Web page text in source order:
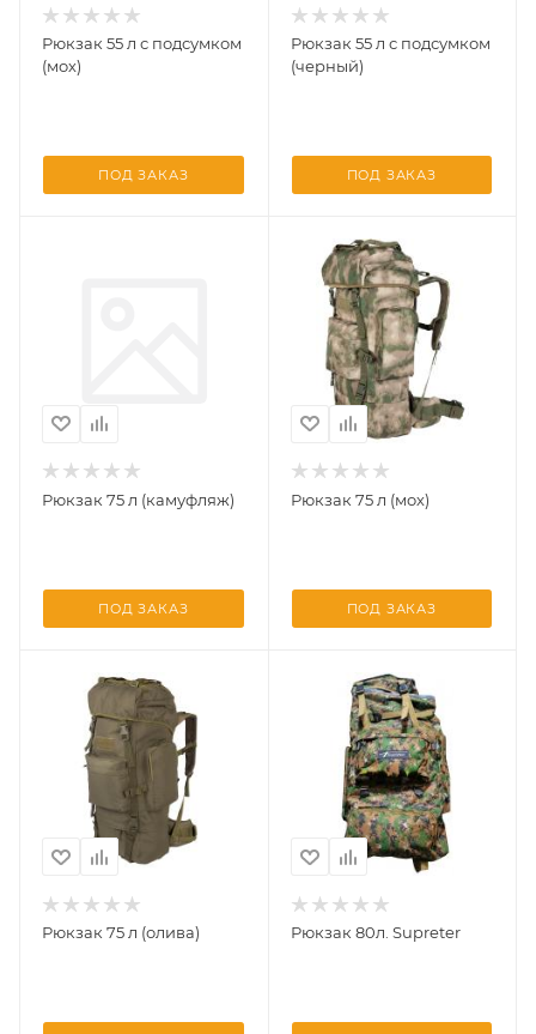
Рюкзак 55 л с подсумком
(мох)
ПОД ЗАКАЗ
Рюкзак 55 л с подсумком
(черный)
ПОД ЗАКАЗ
Рюкзак 75 л (камуфляж)
ПОД ЗАКАЗ
Рюкзак 75 л (мох)
ПОД ЗАКАЗ
Рюкзак 75 л (олива) Рюкзак 80л. Supreter